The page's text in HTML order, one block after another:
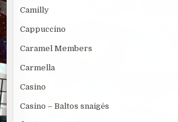
Camilly
Cappuccino
Caramel Members
Carmella
Casino
Casino – Baltos snaigės